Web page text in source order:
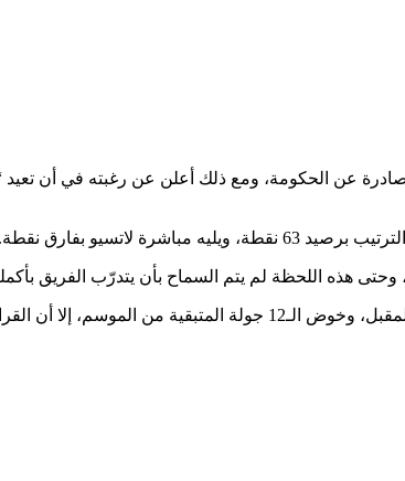
حزيران/ يونيو المقبل وفقاً للقرارات الأخيرة الصادرة عن الحكومة، ومع ذلك أعلن عن
هذه اللحظة لم يتم السماح بأن يتدرّب الفريق
وقدّمت رابطة دوري الدرجة الأولى الإيطالي لكرة القدم الأربعاء الماضي مقترحاً للحكومة بعودة البطولة في 13